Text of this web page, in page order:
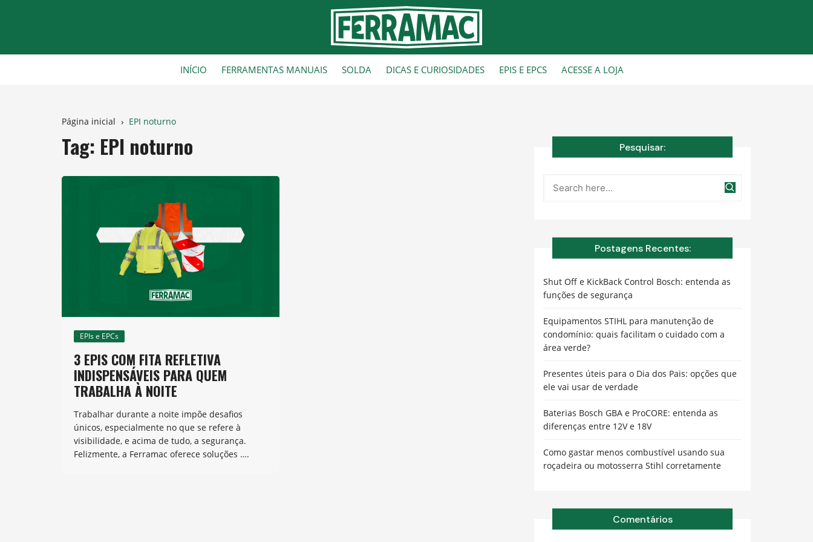
INÍCIO FERRAMENTAS MANUAIS SOLDA DICAS E CURIOSIDADES EPIS E EPCS ACESSE A LOJA
Página inicial EPI noturno
Tag: EPI noturno
EPIs e EPCs
3 EPIS COM FITA REFLETIVA
INDISPENSÁVEIS PARA QUEM
TRABALHA À NOITE
Trabalhar durante a noite impõe desafios
únicos, especialmente no que se refere à
visibilidade, e acima de tudo, a segurança.
Felizmente, a Ferramac oferece soluções ….
Pesquisar:
Postagens Recentes:
Shut Off e KickBack Control Bosch: entenda as
funções de segurança
Equipamentos STIHL para manutenção de
condomínio: quais facilitam o cuidado com a
área verde?
Presentes úteis para o Dia dos Pais: opções que
ele vai usar de verdade
Baterias Bosch GBA e ProCORE: entenda as
diferenças entre 12V e 18V
Como gastar menos combustível usando sua
roçadeira ou motosserra Stihl corretamente
Comentários